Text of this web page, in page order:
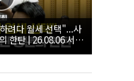
려다 월세 선택"...사
한탄 | 26.08.06 서울